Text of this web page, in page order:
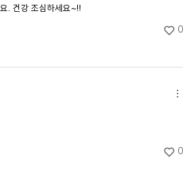
. 건강 조심하세요~!!
0
0